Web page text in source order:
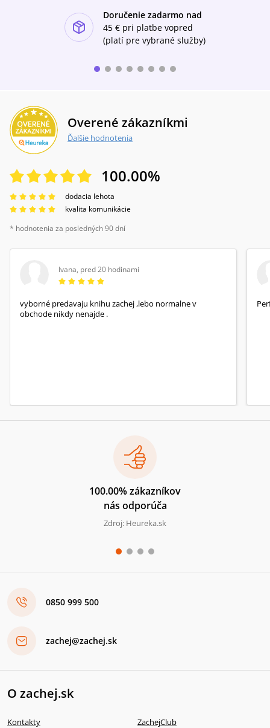
Doručenie zadarmo nad
45 € pri platbe vopred
(platí pre vybrané služby)
Overené zákazníkmi
Ďalšie hodnotenia
100.00%
dodacia lehota
kvalita komunikácie
* hodnotenia za posledných 90 dní
Ivana, pred 20 hodinami
vyborné predavaju knihu zachej ,lebo normalne v
obchode nikdy nenajde .
100.00% zákazníkov
nás odporúča
Zdroj: Heureka.sk
0850 999 500
zachej@zachej.sk
O zachej.sk
Kontakty
ZachejClub